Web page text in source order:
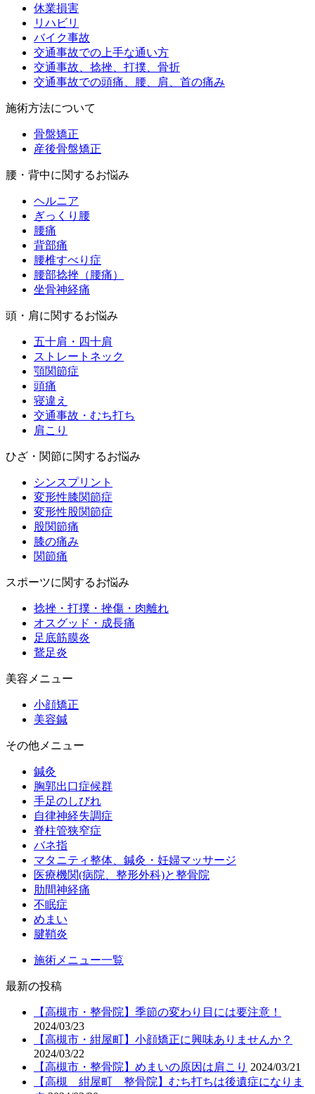
休業損害
リハビリ
バイク事故
交通事故での上手な通い方
交通事故、捻挫、打撲、骨折
交通事故での頭痛、腰、肩、首の痛み
施術方法について
骨盤矯正
産後骨盤矯正
腰・背中に関するお悩み
ヘルニア
ぎっくり腰
腰痛
背部痛
腰椎すべり症
腰部捻挫（腰痛）
坐骨神経痛
頭・肩に関するお悩み
五十肩・四十肩
ストレートネック
顎関節症
頭痛
寝違え
交通事故・むち打ち
肩こり
ひざ・関節に関するお悩み
シンスプリント
変形性膝関節症
変形性股関節症
股関節痛
膝の痛み
関節痛
スポーツに関するお悩み
捻挫・打撲・挫傷・肉離れ
オスグッド・成長痛
足底筋膜炎
鵞足炎
美容メニュー
小顔矯正
美容鍼
その他メニュー
鍼灸
胸郭出口症候群
手足のしびれ
自律神経失調症
脊柱管狭窄症
バネ指
マタニティ整体、鍼灸・妊婦マッサージ
医療機関(病院、整形外科)と整骨院
肋間神経痛
不眠症
めまい
腱鞘炎
施術メニュー一覧
最新の投稿
【高槻市・整骨院】季節の変わり目には要注意！
2024/03/23
【高槻市・紺屋町】小顔矯正に興味ありませんか？
2024/03/22
【高槻市・整骨院】めまいの原因は肩こり 2024/03/21
【高槻 紺屋町 整骨院】むち打ちは後遺症になりま